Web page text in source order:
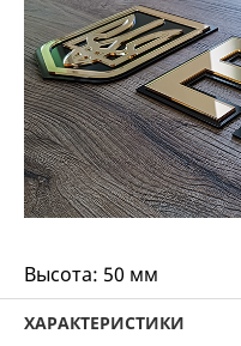
Высота: 50 мм
ХАРАКТЕРИСТИКИ